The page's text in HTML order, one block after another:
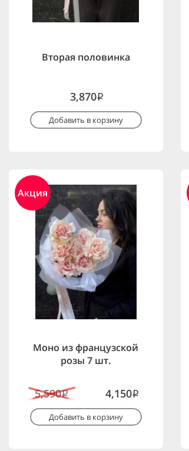
Вторая половинка
3,870i
Добавить в корзину
Акция
Моно из французской
розы 7 шт.
5,590i 4,150i
Добавить в корзину